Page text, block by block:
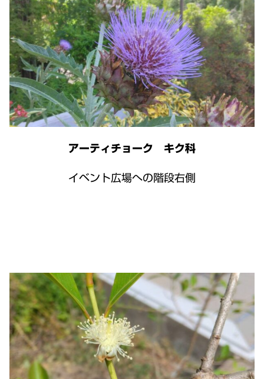
アーティチョーク キク科
イベント広場への階段右側